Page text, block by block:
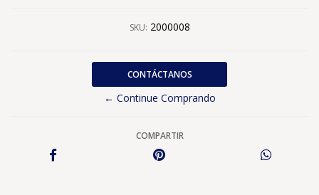
SKU: 2000008
CONTÁCTANOS
← Continue Comprando
COMPARTIR